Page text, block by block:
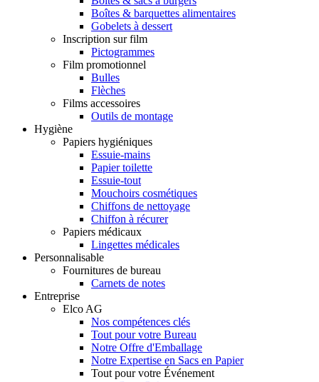
Boîtes & barquettes alimentaires
Gobelets à dessert
Inscription sur film
Pictogrammes
Film promotionnel
Bulles
Flèches
Films accessoires
Outils de montage
Hygiène
Papiers hygiéniques
Essuie-mains
Papier toilette
Essuie-tout
Mouchoirs cosmétiques
Chiffons de nettoyage
Chiffon à récurer
Papiers médicaux
Lingettes médicales
Personnalisable
Fournitures de bureau
Carnets de notes
Entreprise
Elco AG
Nos compétences clés
Tout pour votre Bureau
Notre Offre d'Emballage
Notre Expertise en Sacs en Papier
Tout pour votre Événement